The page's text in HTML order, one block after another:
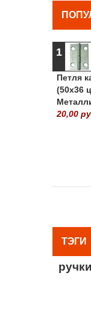
1
Петля
(50х36
20,00
ТЭГИ
ручки